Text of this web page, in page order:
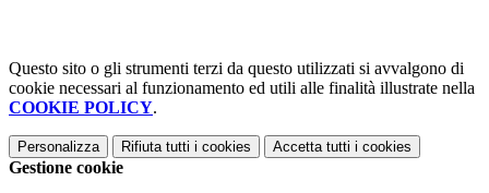
Questo sito o gli strumenti terzi da questo utilizzati si avvalgono di
cookie necessari al funzionamento ed utili alle finalità illustrate nella
COOKIE POLICY.
Personalizza Rifiuta tutti i cookies Accetta tutti i cookies
Gestione cookie